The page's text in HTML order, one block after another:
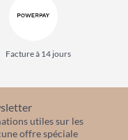
Facture à 14 jours
utiles sur les
offre spéciale